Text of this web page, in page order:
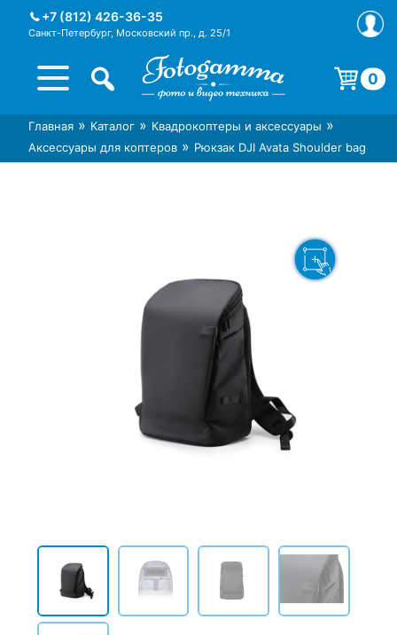
+7 (812) 426-36-35
Санкт-Петербург, Московский пр., д. 25/1
Интернет-магазин фототехники
Foto-Gamma в СПб
Магазин фотоаксессуаров foto-
gamma.ru
0
Корзина пуста.
Главная » Каталог » Квадрокоптеры и аксессуары »
Аксессуары для коптеров » Рюкзак DJI Avata Shoulder bag